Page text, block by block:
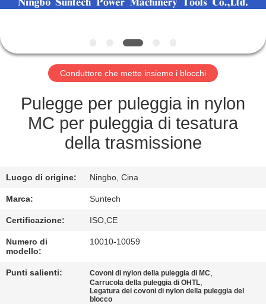
DELLA
QUALITÀ
NOTIZIE
CHIEDI UN
MAPPA
DEL
SITO
POLITICA
Conduttore che mette insieme i blocchi
Pulegge per puleggia in nylon
MC per puleggia di tesatura
della trasmissione
Luogo di origine: Ningbo, Cina
Marca: Suntech
Certificazione: ISO,CE
Numero di
modello:
10010-10059
Punti salienti: Covoni di nylon della puleggia di MC,
Carrucola della puleggia di OHTL,
Legatura dei covoni di nylon della puleggia del
blocco